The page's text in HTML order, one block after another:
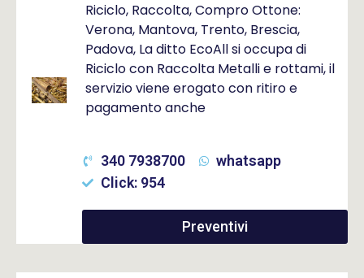
Riciclo, Raccolta, Compro Ottone:
Verona, Mantova, Trento, Brescia,
Padova, La ditto EcoAll si occupa di
Riciclo con Raccolta Metalli e rottami, il
servizio viene erogato con ritiro e
pagamento anche
340 7938700
whatsapp
Click: 954
Preventivi